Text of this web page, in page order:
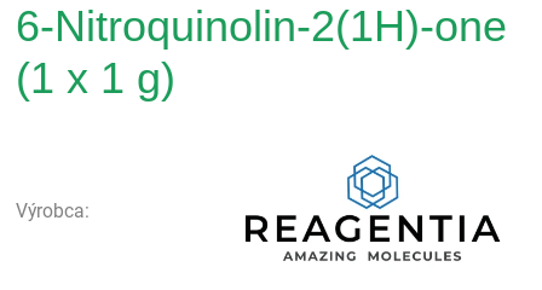
6-Nitroquinolin-2(1H)-one
(1 x 1 g)
Výrobca: